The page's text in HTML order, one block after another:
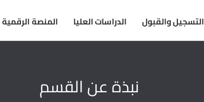
التسجيل والقبول الدراسات العليا المنصة الرقمية
نبذة عن القسم